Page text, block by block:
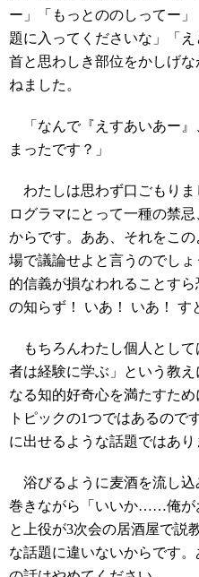
ー」「もっとののしってー
題に入ってくださいな」「
首と思わしき部位をかしげ
ねました。
「なんで『えすあいあー』
まったです？」
わたしは思わず口ごもりま
ログラマにとって一種の禁
からです。ああ、それをこ
場で議論せよと言うのでし
的信義が損なわれることす
の知らず！ いあ！ いあ！ す
もちろんわたし個人として
者は経験に学ぶ」という教
なる知的好奇心を満たすた
トピックの1つではあるので
に出せるような話題ではあり
浴びるように麦酒を流し込
巻きながら「いいか……俺が
と上役が3次会の居酒屋で説
な話題に違いないからです